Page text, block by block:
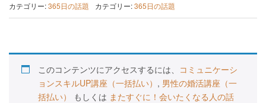
カテゴリー:365日の話題 カテゴリー:365日の話題
このコンテンツにアクセスするには、 コミュニケーシ
ョンスキルUP講座（一括払い） , 男性の婚活講座（一
括払い）
もしくは またすぐに！会いたくなる人の話